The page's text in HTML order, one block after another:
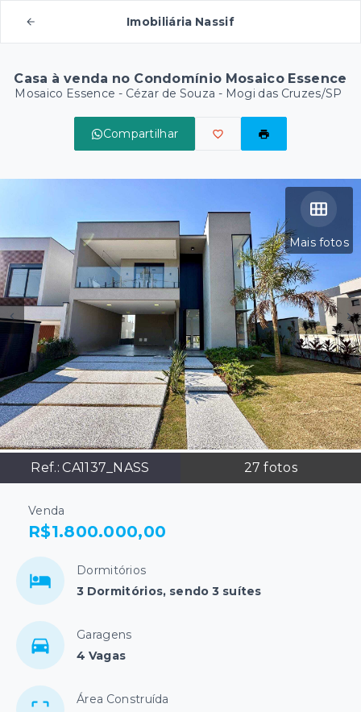
Imobiliária Nassif
Casa à venda no Condomínio Mosaico Essence
Mosaico Essence - Cézar de Souza - Mogi das Cruzes/SP
Compartilhar
Mais fotos
Ref.:CA1137_NASS 27 fotos
Venda
R$1.800.000,00
Dormitórios
3 Dormitórios, sendo 3 suítes
Garagens
4 Vagas
Área Construída